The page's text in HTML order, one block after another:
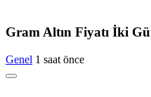
Gram Altın Fiyatı İki
Genel 1 saat önce